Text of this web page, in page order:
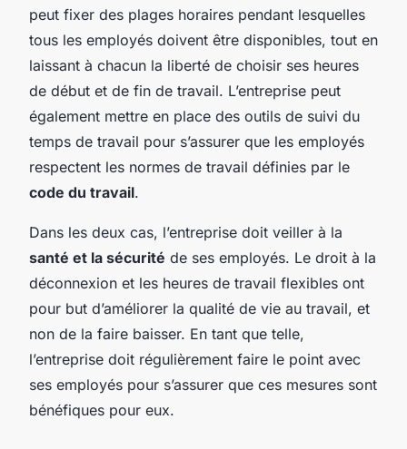
peut fixer des plages horaires pendant lesquelles
tous les employés doivent être disponibles, tout en
laissant à chacun la liberté de choisir ses heures
de début et de fin de travail. L’entreprise peut
également mettre en place des outils de suivi du
temps de travail pour s’assurer que les employés
respectent les normes de travail définies par le
code du travail.
Dans les deux cas, l’entreprise doit veiller à la
santé et la sécurité de ses employés. Le droit à la
déconnexion et les heures de travail flexibles ont
pour but d’améliorer la qualité de vie au travail, et
non de la faire baisser. En tant que telle,
l’entreprise doit régulièrement faire le point avec
ses employés pour s’assurer que ces mesures sont
bénéfiques pour eux.